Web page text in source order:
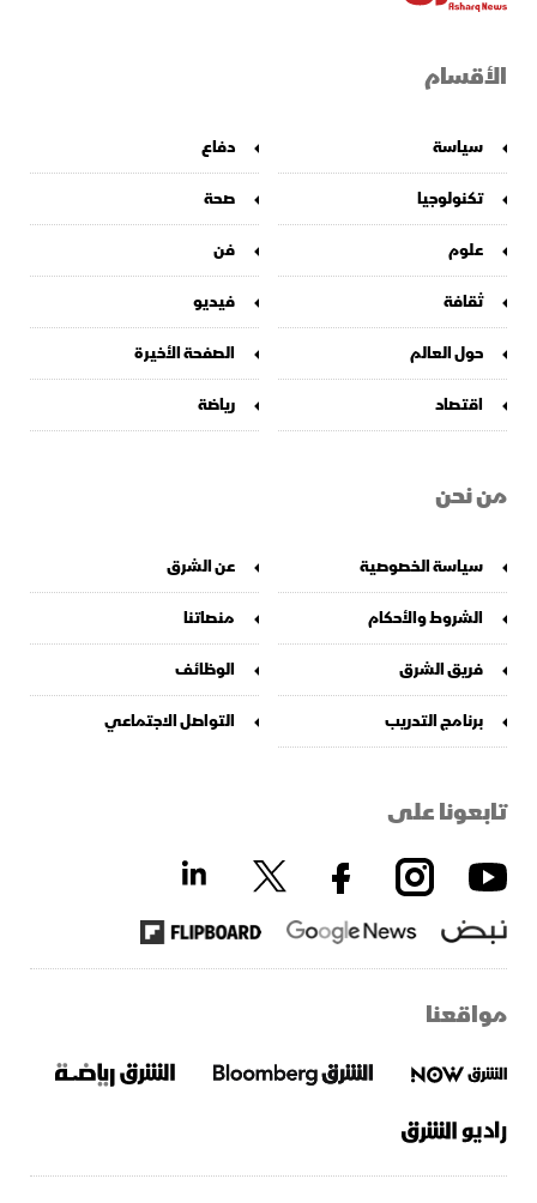
الأقسام
سياسة
دفاع
تكنولوجيا
صحة
علوم
فن
ثقافة
فيديو
حول العالم
الصفحة الأخيرة
اقتصاد
رياضة
من نحن
سياسة الخصوصية
عن الشرق
الشروط والأحكام
منصاتنا
فريق الشرق
الوظائف
برنامج التدريب
التواصل الاجتماعي
تابعونا على
مواقعنا